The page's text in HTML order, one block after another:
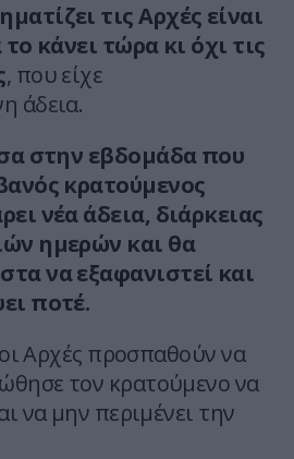
τις Αρχές είναι
κάνει τώρα κι όχι τις
, που είχε
άδεια.
στην εβδομάδα που
κρατούμενος
νέα άδεια, διάρκειας
ημερών και θα
να εξαφανιστεί και
ποτέ.
Αρχές προσπαθούν να
τον κρατούμενο να
να μην περιμένει την